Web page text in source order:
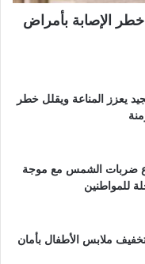
خطر الإصابة بأمراض
يعزز المناعة ويقلل خطر
ضربات الشمس مع موجة
للمواطنين
ملابس الأطفال بأمان